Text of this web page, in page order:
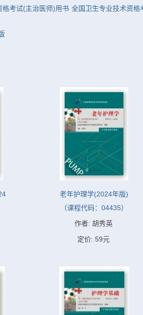
格考试(主治医师)用书 全国卫生专业技术资格
老年护理学(2024年版)
（课程代码：04435）
作者: 胡秀英
定价: 59元